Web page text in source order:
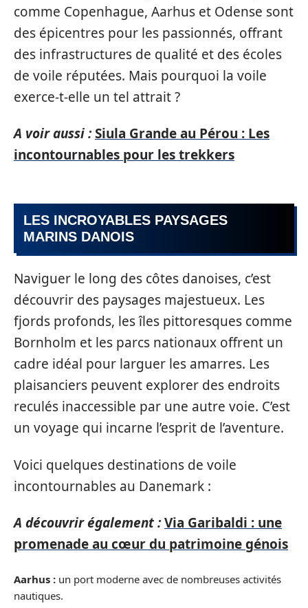
comme Copenhague, Aarhus et Odense sont
des épicentres pour les passionnés, offrant
des infrastructures de qualité et des écoles
de voile réputées. Mais pourquoi la voile
exerce-t-elle un tel attrait ?
A voir aussi :Siula Grande au Pérou : Les
incontournables pour les trekkers
LES INCROYABLES PAYSAGES
MARINS DANOIS
Naviguer le long des côtes danoises, c’est
découvrir des paysages majestueux. Les
fjords profonds, les îles pittoresques comme
Bornholm et les parcs nationaux offrent un
cadre idéal pour larguer les amarres. Les
plaisanciers peuvent explorer des endroits
reculés inaccessible par une autre voie. C’est
un voyage qui incarne l’esprit de l’aventure.
Voici quelques destinations de voile
incontournables au Danemark :
A découvrir également :Via Garibaldi : une
promenade au cœur du patrimoine génois
Aarhus : un port moderne avec de nombreuses activités
nautiques.